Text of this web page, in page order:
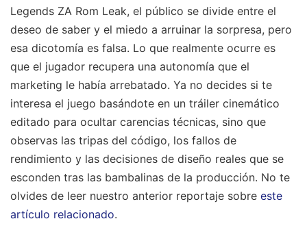
Legends ZA Rom Leak, el público se divide entre el
deseo de saber y el miedo a arruinar la sorpresa, pero
esa dicotomía es falsa. Lo que realmente ocurre es
que el jugador recupera una autonomía que el
marketing le había arrebatado. Ya no decides si te
interesa el juego basándote en un tráiler cinemático
editado para ocultar carencias técnicas, sino que
observas las tripas del código, los fallos de
rendimiento y las decisiones de diseño reales que se
esconden tras las bambalinas de la producción. No te
olvides de leer nuestro anterior reportaje sobre este
artículo relacionado.